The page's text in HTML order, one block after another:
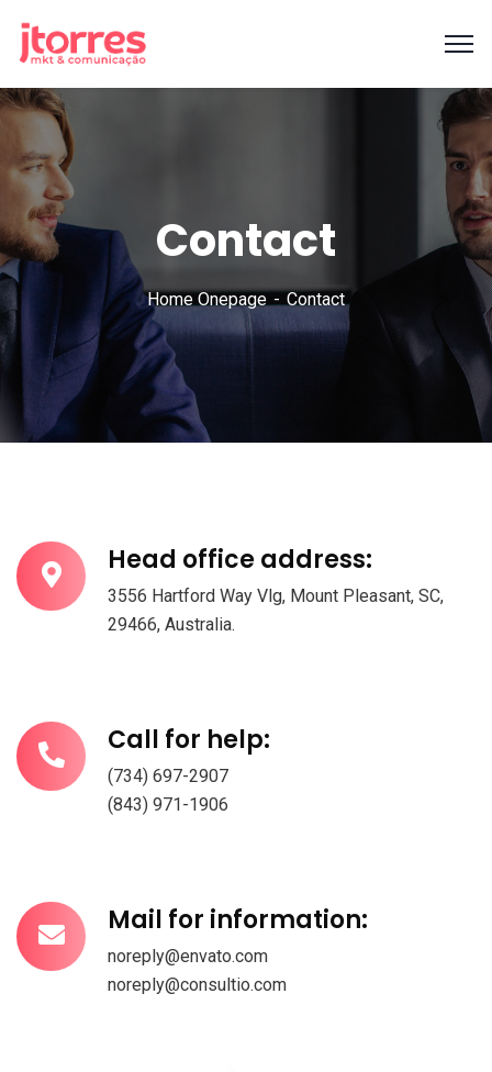
Contact
Home Onepage Contact
Head office address:
3556 Hartford Way Vlg, Mount Pleasant, SC,
29466, Australia.
Call for help:
(734) 697-2907
(843) 971-1906
Mail for information:
noreply@envato.com
noreply@consultio.com